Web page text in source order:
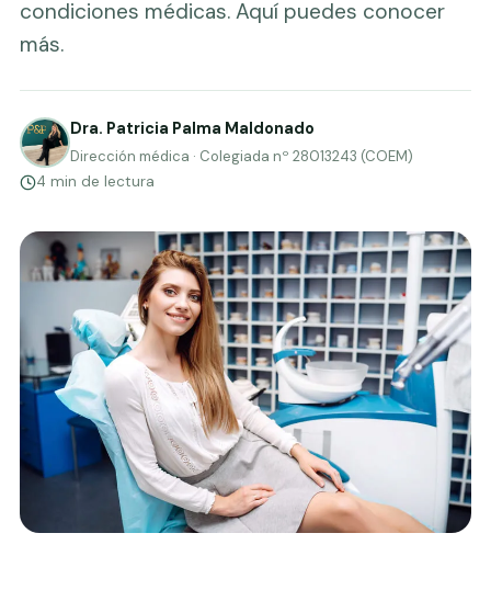
condiciones médicas. Aquí puedes conocer
más.
Dra. Patricia Palma Maldonado
Dirección médica · Colegiada nº 28013243 (COEM)
4 min de lectura